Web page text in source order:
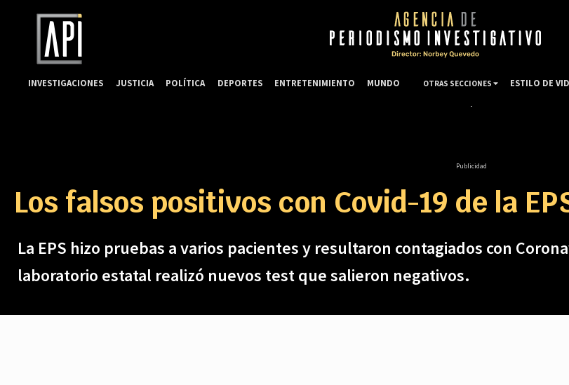
Publicidad
Los falsos positivos con Covid-19 de la
La EPS hizo pruebas a varios pacientes y resultaron contagiados con
laboratorio estatal realizó nuevos test que salieron negativos.
INVESTIGACIONES JUSTICIA POLÍTICA DEPORTES ENTRETENIMIENTO MUNDO OTRAS SECCIONES ESTILO DE